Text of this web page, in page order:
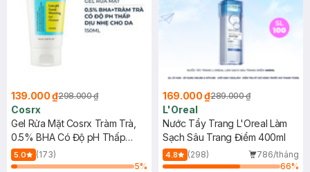
139.000 ₫298.000 ₫
Cosrx
Gel Rửa Mặt Cosrx Tràm Trà,
0.5% BHA Có Độ pH Thấp
150ml
5.0
(173)
5%
169.000 ₫289.000 ₫
L'Oreal
Nước Tẩy Trang L'Oreal Làm
Sạch Sâu Trang Điểm 400ml
4.8 (298)
786/tháng
66%